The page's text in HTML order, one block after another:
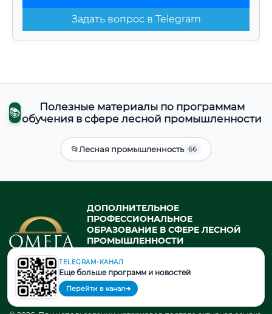
Задать вопрос в Telegram
📚
Полезные материалы по программам
обучения в сфере лесной промышленности
📂Лесная промышленность 66
ДОПОЛНИТЕЛЬНОЕ
ПРОФЕССИОНАЛЬНОЕ
ОБРАЗОВАНИЕ В СФЕРЕ ЛЕСНОЙ
ПРОМЫШЛЕННОСТИ
профессиональная переподготовка
и повышение квалификации в
государственном университете
TELEGRAM-КАНАЛ
Еще больше программ и новостей
Перейти в канал➔